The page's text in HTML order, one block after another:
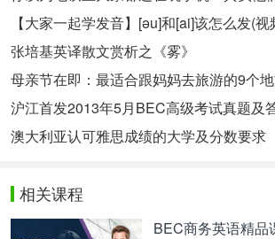
【大家一起学发音】[əu]和[ai]该怎么发(视
张培基英译散文赏析之《雾》
母亲节在即：最适合跟妈妈去旅游的9个
沪江首发2013年5月BEC高级考试真题及
澳大利亚认可雅思成绩的大学及分数要求
相关课程
BEC商务英语精品